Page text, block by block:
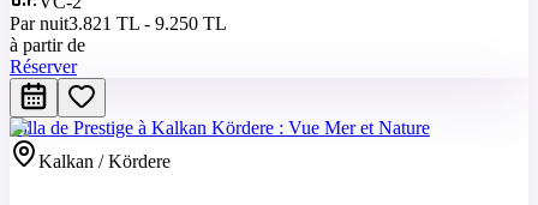
Par nuit3.821 TL - 9.250 TL
à partir de
Réserver
Villa de Prestige à Kalkan Kördere : Vue Mer et Nature
Kalkan / Kördere